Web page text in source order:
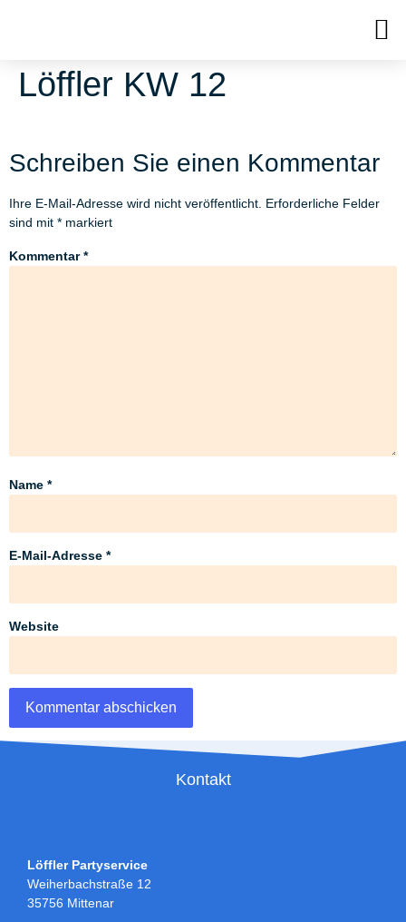
Löffler KW 12
Schreiben Sie einen Kommentar
Ihre E-Mail-Adresse wird nicht veröffentlicht. Erforderliche Felder
sind mit * markiert
Kommentar*
Name *
E-Mail-Adresse *
Website
Kontakt
Löffler Partyservice
Weiherbachstraße 12
35756 Mittenar